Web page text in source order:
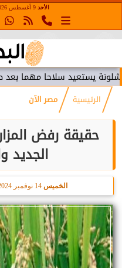
الأحد 9 أغسطس 2026
سلاحا مهما بعد صدمة
الرئيسية مصر الآن
حقيقة رفض
الجديد
الخميس 14 نوفمبر 2024